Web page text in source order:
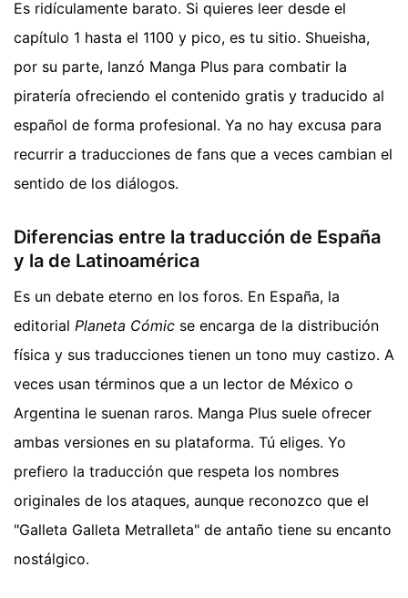
Es ridículamente barato. Si quieres leer desde el
capítulo 1 hasta el 1100 y pico, es tu sitio. Shueisha,
por su parte, lanzó Manga Plus para combatir la
piratería ofreciendo el contenido gratis y traducido al
español de forma profesional. Ya no hay excusa para
recurrir a traducciones de fans que a veces cambian el
sentido de los diálogos.
Diferencias entre la traducción de España
y la de Latinoamérica
Es un debate eterno en los foros. En España, la
editorial Planeta Cómic se encarga de la distribución
física y sus traducciones tienen un tono muy castizo. A
veces usan términos que a un lector de México o
Argentina le suenan raros. Manga Plus suele ofrecer
ambas versiones en su plataforma. Tú eliges. Yo
prefiero la traducción que respeta los nombres
originales de los ataques, aunque reconozco que el
"Galleta Galleta Metralleta" de antaño tiene su encanto
nostálgico.